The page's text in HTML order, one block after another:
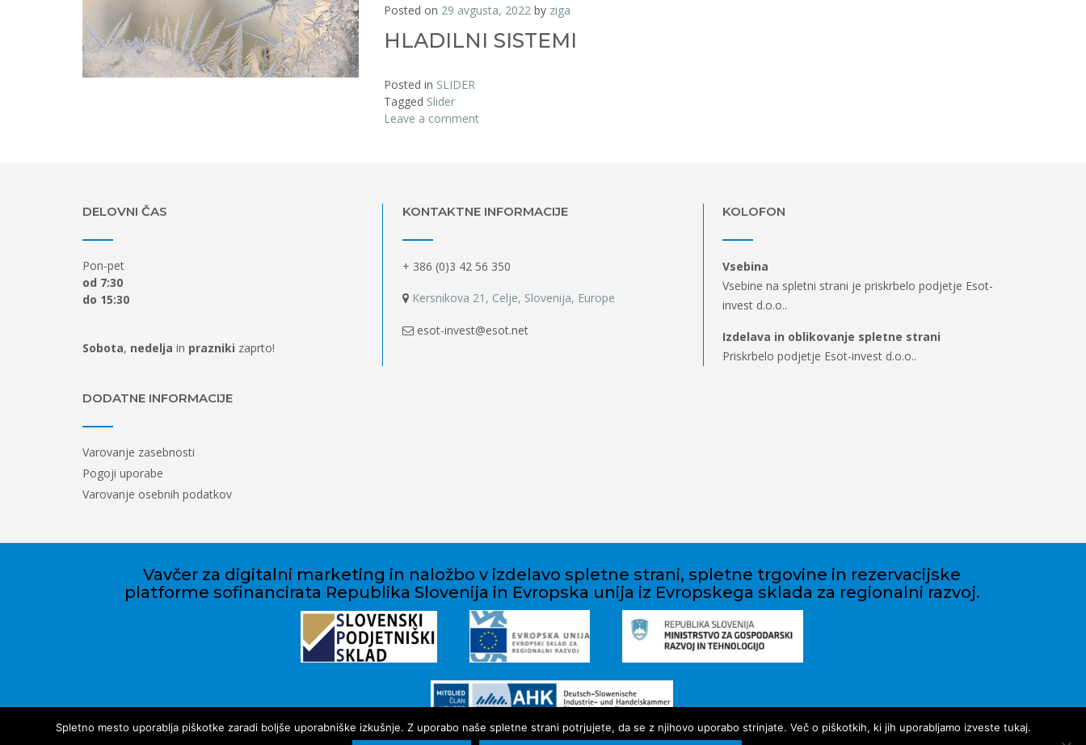
Posted on 29 avgusta, 2022 by ziga
HLADILNI SISTEMI
Posted in SLIDER
Tagged Slider
Leave a comment
DELOVNI ČAS
Pon-pet
od 7:30
do 15:30
Sobota, nedelja in prazniki zaprto!
KONTAKTNE INFORMACIJE
+ 386 (0)3 42 56 350
Kersnikova 21, Celje, Slovenija, Europe
esot-invest@esot.net
KOLOFON
Vsebina
Vsebine na spletni strani je priskrbelo podjetje Esot-
invest d.o.o..
Izdelava in oblikovanje spletne strani
Priskrbelo podjetje Esot-invest d.o.o..
DODATNE INFORMACIJE
Varovanje zasebnosti
Pogoji uporabe
Varovanje osebnih podatkov
Vavčer za digitalni marketing in naložbo v izdelavo spletne strani, spletne trgovine in rezervacijske
platforme sofinancirata Republika Slovenija in Evropska unija iz Evropskega sklada za regionalni razvoj.
Spletno mesto uporablja piškotke zaradi boljše uporabniške izkušnje. Z uporabo naše spletne strani potrjujete, da se z njihovo uporabo strinjate. Več o piškotkih, ki jih uporabljamo izveste tukaj.